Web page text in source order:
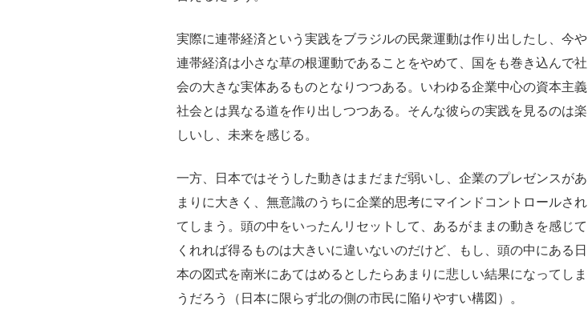
で
の
セ
ミ
ナ
ら
（そ
の
の
実際に連帯経済という実践をブラジルの民衆運動は作り出したし、今や
連帯経済は小さな草の根運動であることをやめて、国をも巻き込んで社
会の大きな実体あるものとなりつつある。いわゆる企業中心の資本主義
社会とは異なる道を作り出しつつある。そんな彼らの実践を見るのは楽
しいし、未来を感じる。
一方、日本ではそうした動きはまだまだ弱いし、企業のプレゼンスがあ
まりに大きく、無意識のうちに企業的思考にマインドコントロールされ
てしまう。頭の中をいったんリセットして、あるがままの動きを感じて
くれれば得るものは大きいに違いないのだけど、もし、頭の中にある日
本の図式を南米にあてはめるとしたらあまりに悲しい結果になってしま
うだろう（日本に限らず北の側の市民に陥りやすい構図）。